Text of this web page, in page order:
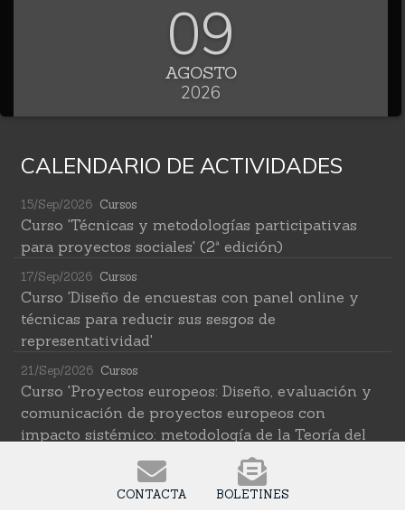
09
AGOSTO
2026
CALENDARIO DE ACTIVIDADES
15/Sep/2026 Cursos
Curso 'Técnicas y metodologías participativas
para proyectos sociales' (2ª edición)
17/Sep/2026 Cursos
Curso 'Diseño de encuestas con panel online y
técnicas para reducir sus sesgos de
representatividad'
21/Sep/2026 Cursos
Curso 'Proyectos europeos: Diseño, evaluación y
comunicación de proyectos europeos con
impacto sistémico: metodología de la Teoría del
Cambio transformativa'
Cursos
CONTACTA BOLETINES